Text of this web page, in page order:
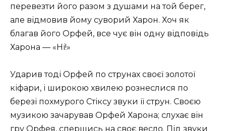
перевезти його разом з душами на той берег,
але відмовив йому суворий Харон. Хоч як
благав його Орфей, все чує він одну відповідь
Харона — «Ні!»
Ударив тоді Орфей по струнах своєї золотої
кіфари, і широкою хвилею рознеслися по
березі похмурого Стіксу звуки її струн. Своєю
музикою зачарував Орфей Харона; слухає він
гру Орфея, спершись на своє весло. Під звуки